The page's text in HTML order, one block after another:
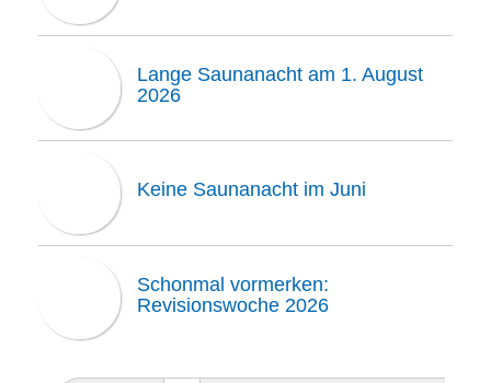
Lange Saunanacht am 1. August
2026
Keine Saunanacht im Juni
Schonmal vormerken:
Revisionswoche 2026